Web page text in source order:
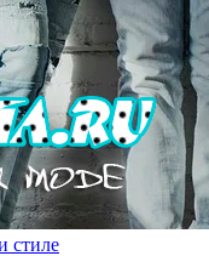
стиле